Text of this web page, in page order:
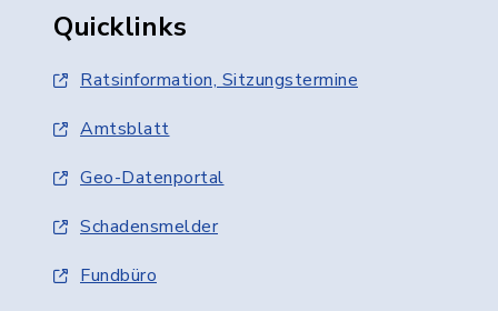
Quicklinks
Ratsinformation, Sitzungstermine
Amtsblatt
Geo-Datenportal
Schadensmelder
Fundbüro